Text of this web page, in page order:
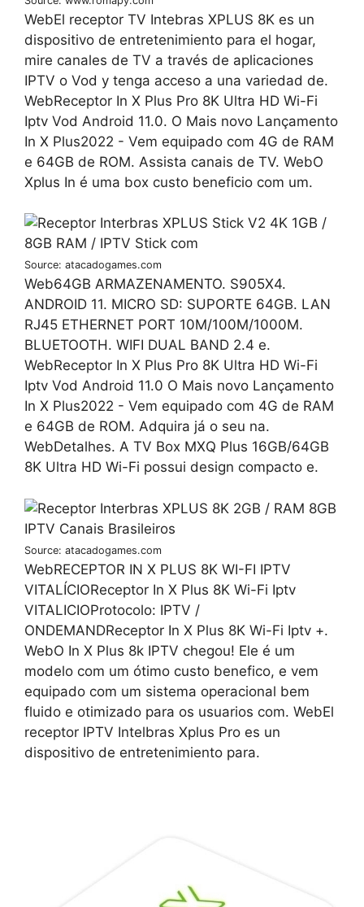
WebEl receptor TV Intebras XPLUS 8K es un
dispositivo de entretenimiento para el hogar,
mire canales de TV a través de aplicaciones
IPTV o Vod y tenga acceso a una variedad de.
WebReceptor In X Plus Pro 8K Ultra HD Wi-Fi
Iptv Vod Android 11.0. O Mais novo Lançamento
In X Plus2022 - Vem equipado com 4G de RAM
e 64GB de ROM. Assista canais de TV. WebO
Xplus In é uma box custo beneficio com um.
Source: atacadogames.com
Web64GB ARMAZENAMENTO. S905X4.
ANDROID 11. MICRO SD: SUPORTE 64GB. LAN
RJ45 ETHERNET PORT 10M/100M/1000M.
BLUETOOTH. WIFI DUAL BAND 2.4 e.
WebReceptor In X Plus Pro 8K Ultra HD Wi-Fi
Iptv Vod Android 11.0 O Mais novo Lançamento
In X Plus2022 - Vem equipado com 4G de RAM
e 64GB de ROM. Adquira já o seu na.
WebDetalhes. A TV Box MXQ Plus 16GB/64GB
8K Ultra HD Wi-Fi possui design compacto e.
Source: atacadogames.com
WebRECEPTOR IN X PLUS 8K WI-FI IPTV
VITALÍCIOReceptor In X Plus 8K Wi-Fi Iptv
VITALICIOProtocolo: IPTV /
ONDEMANDReceptor In X Plus 8K Wi-Fi Iptv +.
WebO In X Plus 8k IPTV chegou! Ele é um
modelo com um ótimo custo benefico, e vem
equipado com um sistema operacional bem
fluido e otimizado para os usuarios com. WebEl
receptor IPTV Intelbras Xplus Pro es un
dispositivo de entretenimiento para.